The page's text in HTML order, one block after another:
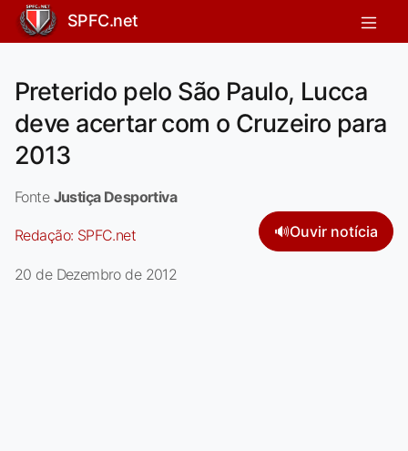
SPFC.net
Preterido pelo São Paulo, Lucca
deve acertar com o Cruzeiro para
2013
Fonte Justiça Desportiva
Redação: SPFC.net 🔊Ouvir notícia
20 de Dezembro de 2012